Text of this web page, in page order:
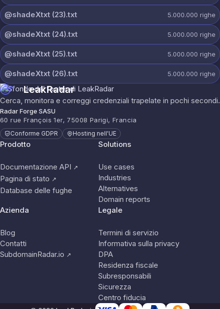
@shadeXtxt (23).txt 5.000.000 righe
@shadeXtxt (24).txt 5.000.000 righe
@shadeXtxt (25).txt 5.000.000 righe
@shadeXtxt (26).txt 5.000.000 righe
LeakRadar
Cerca, monitora e correggi credenziali trapelate in pochi secondi.
Radar Forge SASU
60 rue François 1er, 75008 Parigi, Francia
Conforme GDPR Hosting nell'UE
Prodotto
Documentazione API ↗
Pagina di stato ↗
Database delle fughe
Solutions
Use cases
Industries
Alternatives
Domain reports
Azienda
Blog
Contatti
SubdomainRadar.io ↗
Legale
Termini di servizio
Informativa sulla privacy
DPA
Residenza fiscale
Subresponsabili
Sicurezza
Centro fiducia